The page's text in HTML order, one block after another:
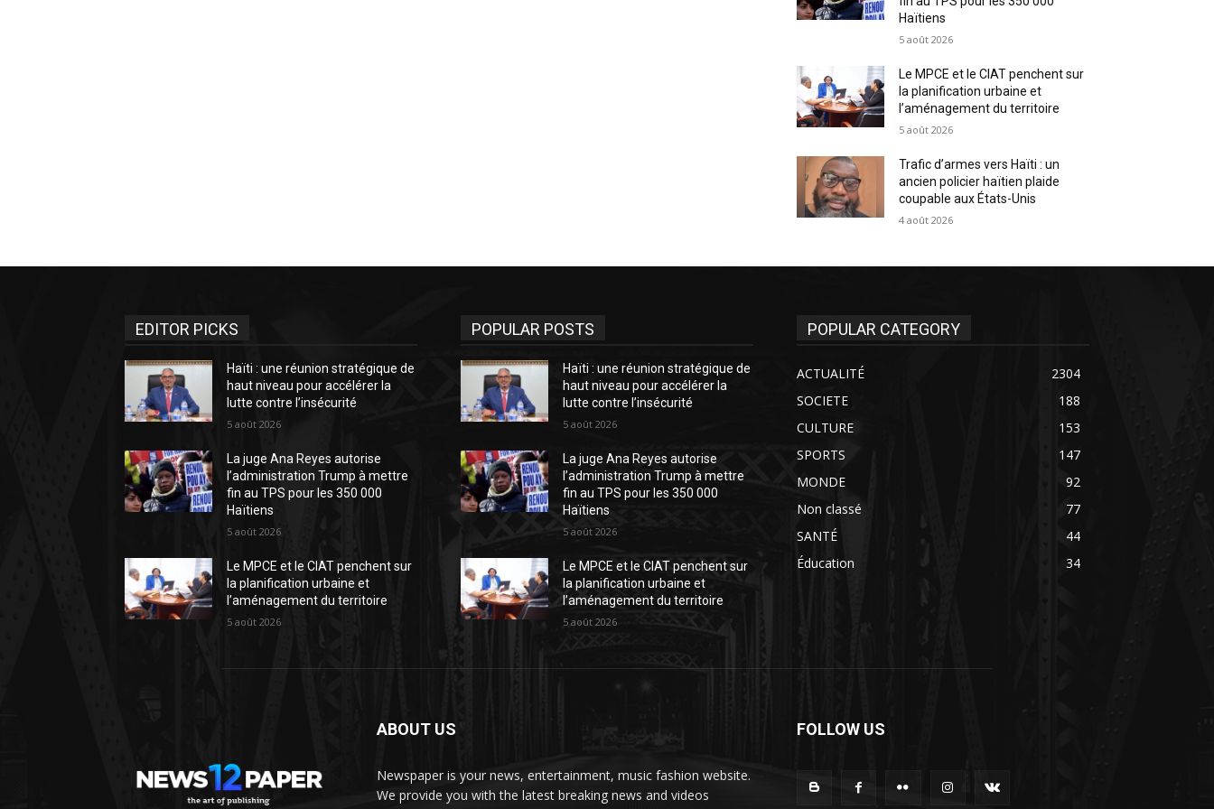
Haïtiens
5 août 2026
Le MPCE et le CIAT penchent sur
la planification urbaine et
l’aménagement du territoire
5 août 2026
Trafic d’armes vers Haïti : un
ancien policier haïtien plaide
coupable aux États-Unis
4 août 2026
EDITOR PICKS
Haïti : une réunion stratégique de
haut niveau pour accélérer la
lutte contre l’insécurité
5 août 2026
La juge Ana Reyes autorise
l’administration Trump à mettre
fin au TPS pour les 350 000
Haïtiens
5 août 2026
Le MPCE et le CIAT penchent sur
la planification urbaine et
l’aménagement du territoire
5 août 2026
POPULAR POSTS
Haïti : une réunion stratégique de
haut niveau pour accélérer la
lutte contre l’insécurité
5 août 2026
La juge Ana Reyes autorise
l’administration Trump à mettre
fin au TPS pour les 350 000
Haïtiens
5 août 2026
Le MPCE et le CIAT penchent sur
la planification urbaine et
l’aménagement du territoire
5 août 2026
POPULAR CATEGORY
ACTUALITÉ
2304
SOCIETE
188
CULTURE
153
SPORTS
147
MONDE
92
Non classé
77
SANTÉ
44
Éducation
34
ABOUT US
Newspaper is your news, entertainment, music fashion website.
We provide you with the latest breaking news and videos
FOLLOW US